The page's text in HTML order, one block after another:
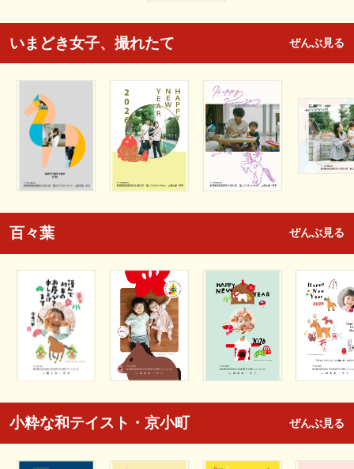
いまどき女子、撮れたて ぜんぶ見る
百々葉 ぜんぶ見る
小粋な和テイスト・京小町 ぜんぶ見る